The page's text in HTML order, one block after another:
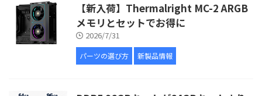
【新入荷】Thermalright MC-2 ARGB
メモリとセットでお得に
2026/7/31
パーツの選び方 新製品情報